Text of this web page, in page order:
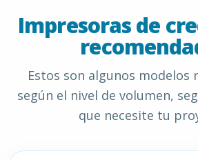
Impresoras de
Estos son algunos modelos
según el nivel de volumen,
que necesite tu